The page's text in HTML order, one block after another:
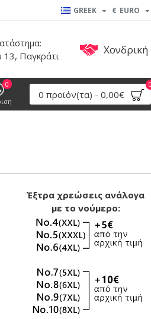
GREEK € EURO
13, Παγκράτι
Χονδρική
0
0 προϊόν(τα) - 0,00€
Έξτρα χρεώσεις ανάλογα
με το νούμερο: